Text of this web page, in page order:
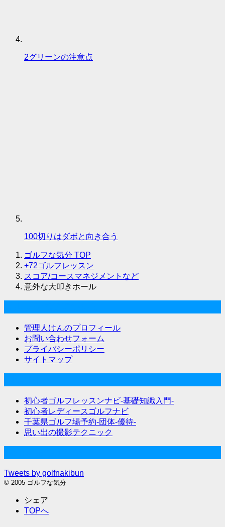
2グリーンの注意点
100切りはダボと向き合う
ゴルフな気分 TOP
+72ゴルフレッスン
スコア/コースマネジメントなど
意外な大叩きホール
管理人けんのプロフィール
お問い合わせフォーム
プライバシーポリシー
サイトマップ
初心者ゴルフレッスンナビ-基礎知識入門-
初心者レディースゴルフナビ
千葉県ゴルフ場予約-団体-優待-
思い出の撮影テクニック
Tweets by golfnakibun
© 2005 ゴルフな気分
シェア
TOPへ